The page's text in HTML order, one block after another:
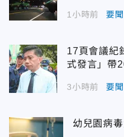
1小時前 要聞
17頁會議紀
式發言」帶
3小時前 要聞
幼兒園病